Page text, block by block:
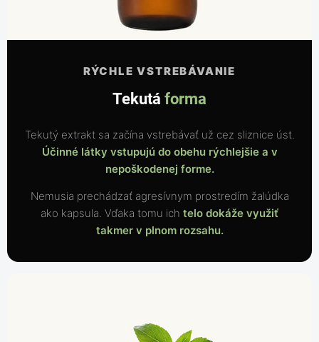
RÝCHLE VSTREBÁVANIE
Tekutá forma
Tekutý extrakt sa začína vstrebávať už cez sliznice úst.
Účinné látky vstupujú do obehu rýchlejšie a v
nepoškodenej forme.
Nemusia prechádzať agresívnym prostredím žalúdka
ako kapsula. Vďaka tomu ich telo dokáže využiť
takmer v plnom rozsahu.